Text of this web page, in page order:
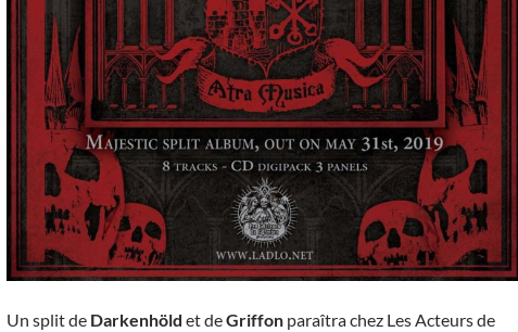
Un split de Darkenhöld et deGriffon paraîtra chez Les Acteurs de